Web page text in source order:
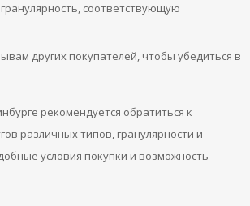
соответствующую
других покупателей, чтобы убедиться в
рекомендуется обратиться к
различных типов, гранулярности и
условия покупки и возможность